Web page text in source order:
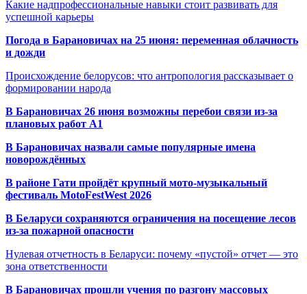
Какие надпрофессиональные навыки стоит развивать для
успешной карьеры
Погода в Барановичах на 25 июня: переменная облачность
и дожди
Происхождение белорусов: что антропология рассказывает о
формировании народа
В Барановичах 26 июня возможны перебои связи из-за
плановых работ A1
В Барановичах назвали самые популярные имена
новорождённых
В районе Гати пройдёт крупный мото-музыкальный
фестиваль MotoFestWest 2026
В Беларуси сохраняются ограничения на посещение лесов
из-за пожарной опасности
Нулевая отчетность в Беларуси: почему «пустой» отчет — это
зона ответственности
В Барановичах прошли учения по разгону массовых